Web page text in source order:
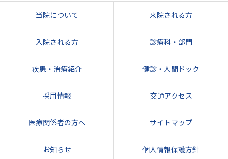
当院について 来院される方
入院される方 診療科・部門
疾患・治療紹介 健診・人間ドック
採用情報 交通アクセス
医療関係者の方へ サイトマップ
お知らせ 個人情報保護方針